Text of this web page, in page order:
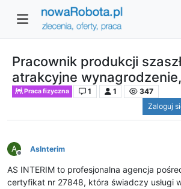
Pracownik produkcji
atrakcyjne
Praca fizyczna 1 1
347
Zaloguj
A
Niedostępny
AsInterim
AS INTERIM to profesjonalna agencja
certyfikat nr 27848, która świadczy usługi